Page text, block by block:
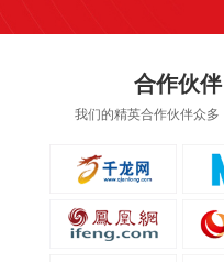
合作伙伴
我们的精英合作伙伴众